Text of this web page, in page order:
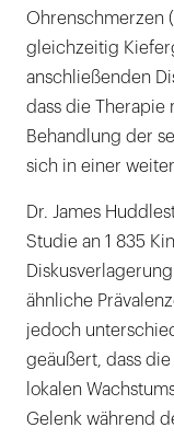
Ohrenschmerzen
gleichzeitig
anschließenden
dass die Therapie
Behandlung der
sich in einer
Dr. James
Studie an 1 835
ähnliche
jedoch
geäußert, dass
lokalen
Gelenk während